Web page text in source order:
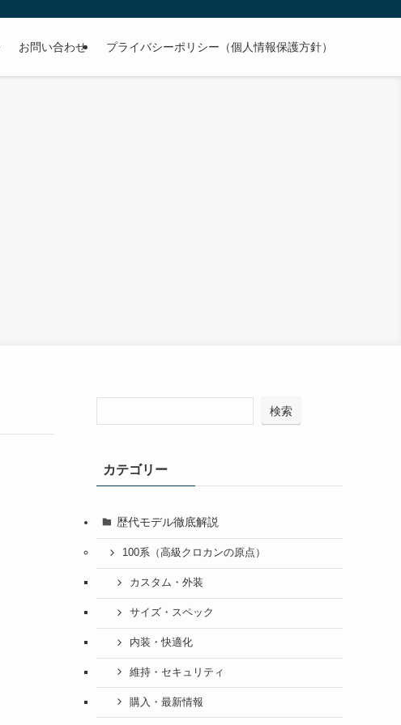
お問い合わせ プライバシーポリシー（個人情報保護方針）
検索
カテゴリー
歴代モデル徹底解説
100系（高級クロカンの原点）
カスタム・外装
サイズ・スペック
内装・快適化
維持・セキュリティ
購入・最新情報